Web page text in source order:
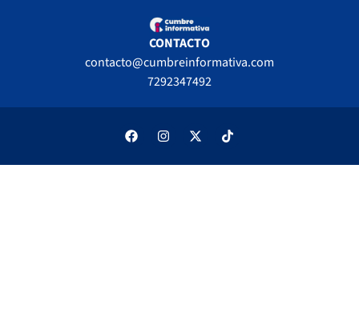
CONTACTO
contacto@cumbreinformativa.com
7292347492